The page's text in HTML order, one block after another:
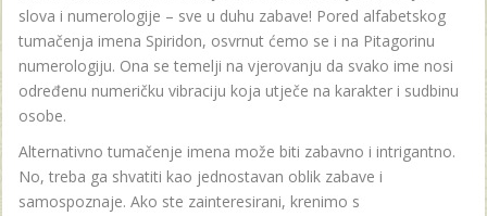
slova i numerologije – sve u duhu zabave! Pored alfabetskog
tumačenja imena Spiridon, osvrnut ćemo se i na Pitagorinu
numerologiju. Ona se temelji na vjerovanju da svako ime nosi
određenu numeričku vibraciju koja utječe na karakter i sudbinu
osobe.
Alternativno tumačenje imena može biti zabavno i intrigantno.
No, treba ga shvatiti kao jednostavan oblik zabave i
samospoznaje. Ako ste zainteresirani, krenimo s